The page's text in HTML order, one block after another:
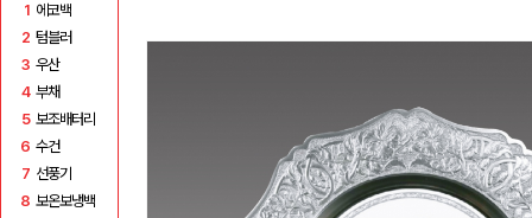
1 에코백
2 텀블러
3 우산
4 부채
5 보조배터리
6 수건
7 선풍기
8 보온보냉백